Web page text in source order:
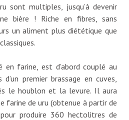
sont multiples, jusqu’à devenir
bière ! Riche en fibres, sans
un aliment plus diététique que
farine, est d’abord couplé au
premier brassage en cuves,
le houblon et la levure. Il aura
farine de uru (obtenue à partir de
produire 360 hectolitres de